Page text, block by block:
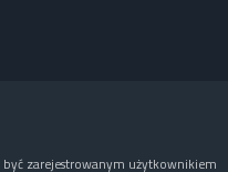
być zarejestrowanym użytkownikiem